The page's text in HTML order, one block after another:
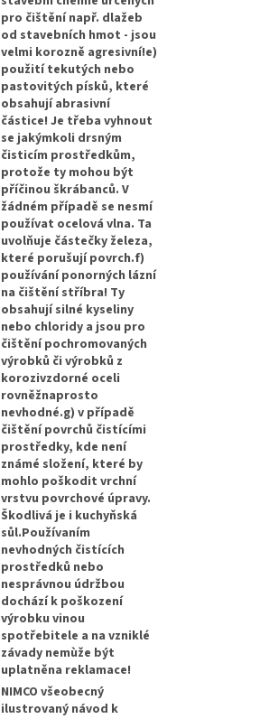
pro čištění např. dlažeb
od stavebních hmot - jsou
velmi korozně agresivní!e)
použití tekutých nebo
pastovitých písků, které
obsahují abrasivní
částice! Je třeba vyhnout
se jakýmkoli drsným
čisticím prostředkům,
protože ty mohou být
příčinou škrábanců. V
žádném případě se nesmí
používat ocelová vlna. Ta
uvolňuje částečky železa,
které porušují povrch.f)
používání ponorných lázní
na čištění stříbra! Ty
obsahují silné kyseliny
nebo chloridy a jsou pro
čištění pochromovaných
výrobků či výrobků z
korozivzdorné oceli
rovněžnaprosto
nevhodné.g) v případě
čištění povrchů čistícími
prostředky, kde není
známé složení, které by
mohlo poškodit vrchní
vrstvu povrchové úpravy.
Škodlivá je i kuchyňská
sůl.Používaním
nevhodných čistících
prostředků nebo
nesprávnou údržbou
dochází k poškození
výrobku vinou
spotřebitele a na vzniklé
závady nemùže být
uplatněna reklamace!
NIMCO všeobecný
ilustrovaný návod k